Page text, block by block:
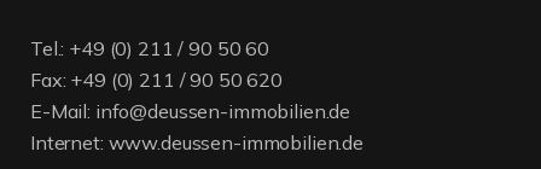
Tel.: +49 (0) 211 / 90 50 60
Fax: +49 (0) 211 / 90 50 620
E-Mail: info@deussen-immobilien.de
Internet: www.deussen-immobilien.de